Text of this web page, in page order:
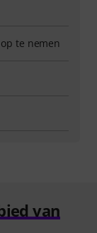
te nemen
van